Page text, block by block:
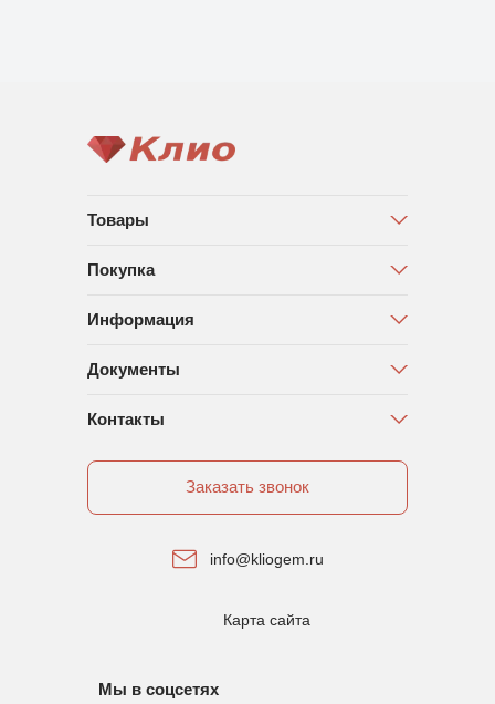
Товары
Покупка
Информация
Документы
Контакты
Заказать звонок
info@kliogem.ru
Карта сайта
Мы в соцсетях